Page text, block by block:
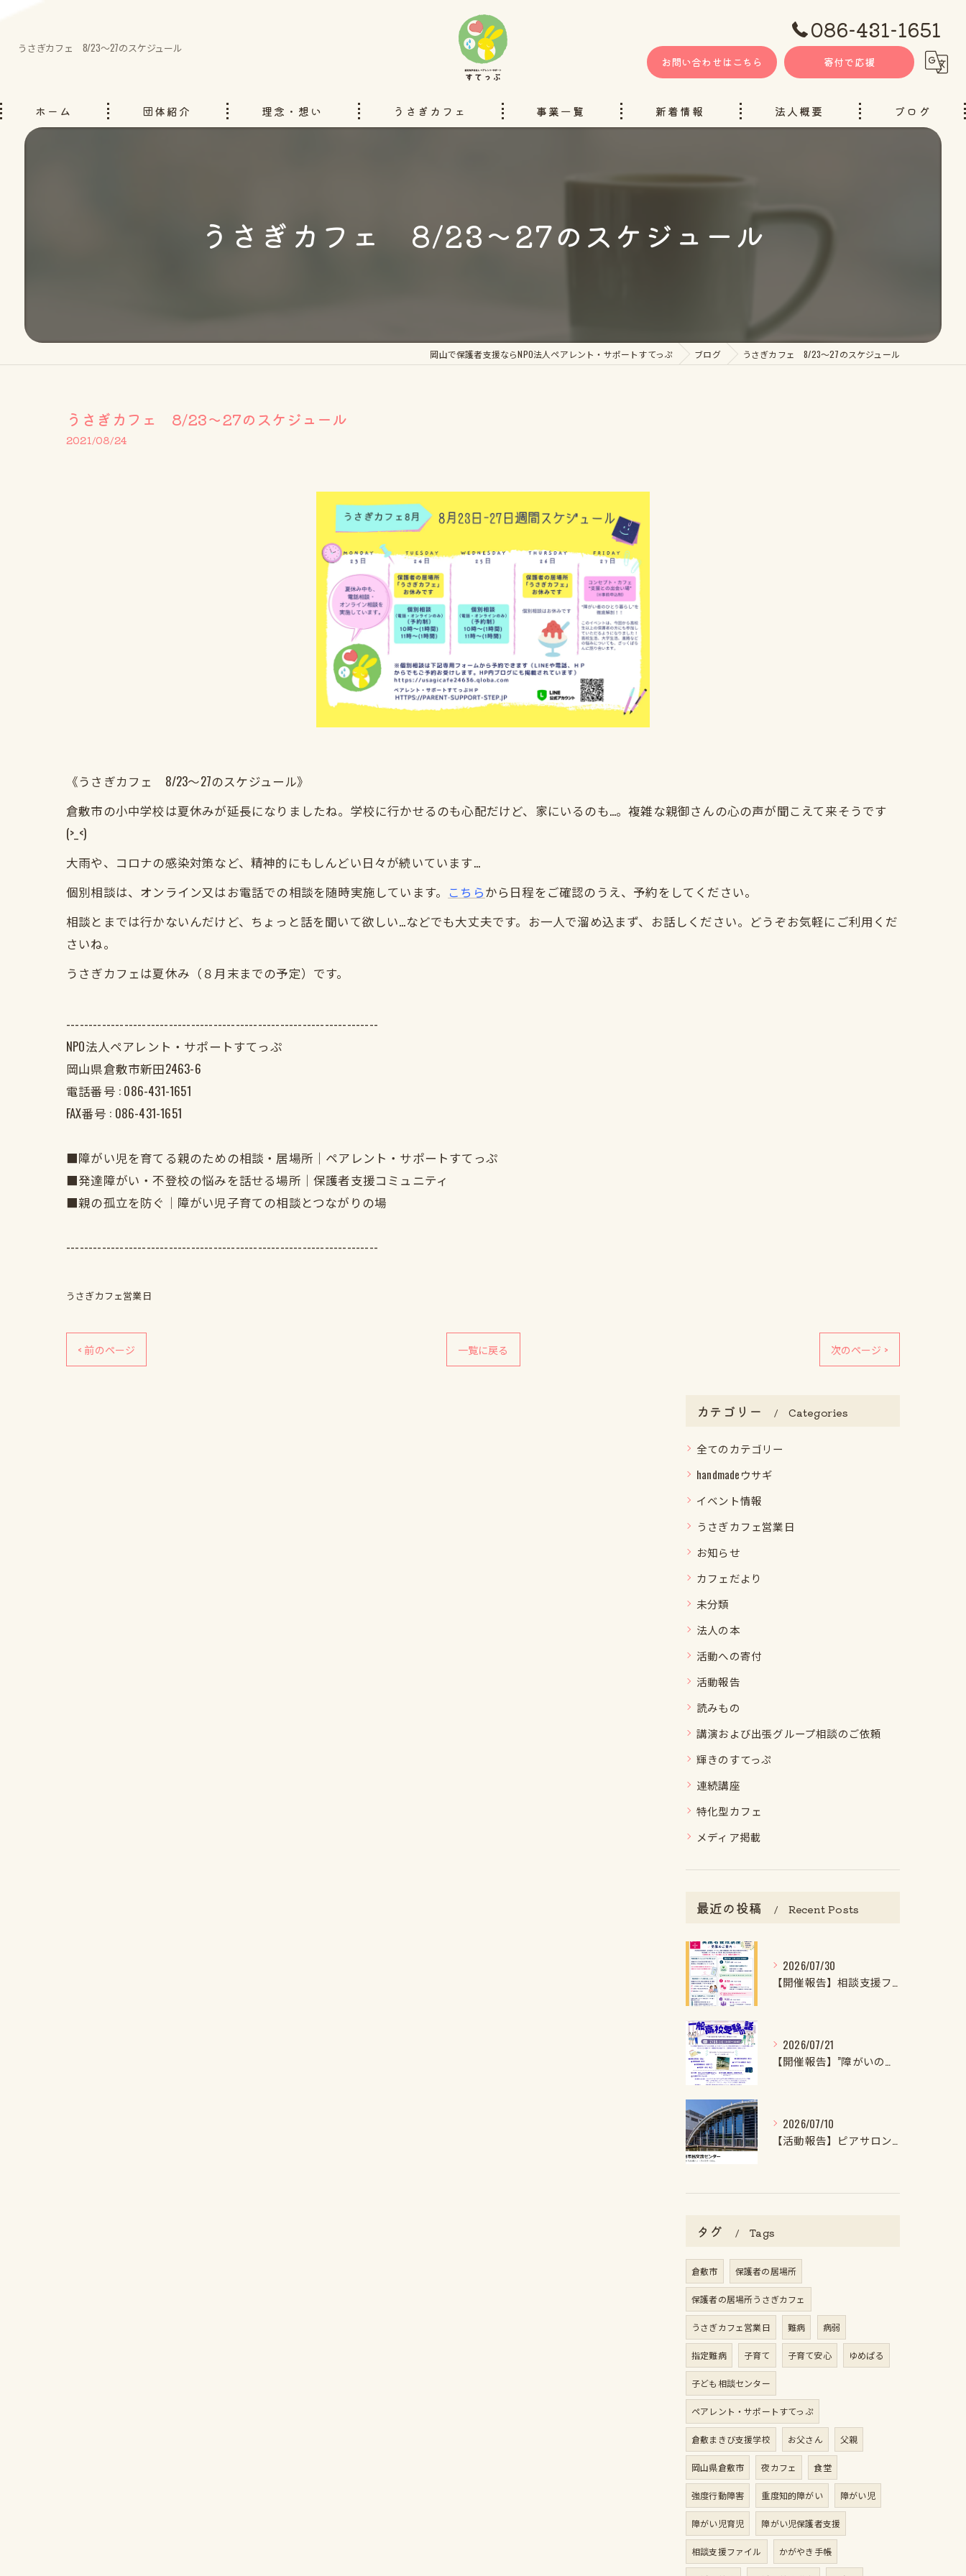
うさぎカフェ 8/23～27のスケジュール
086-431-1651
お問い合わせはこちら 寄付で応援
ホーム 団体紹介 理念・想い うさぎカフェ 事業一覧
ペアレントサポートすてっぷチャンネル（YouTube）
輝きのすてっぷ
新着情報 法人概要 ブログ
うさぎカフェ 8/23～27のスケジュール
岡山で保護者支援ならNPO法人ペアレント・サポートすてっぷ ブログ うさぎカフェ 8/23～27のスケジュール
うさぎカフェ 8/23～27のスケジュール
2021/08/24
《うさぎカフェ 8/23～27のスケジュール》
倉敷市の小中学校は夏休みが延長になりましたね。学校に行かせるのも心配だけど、家にいるのも…。複雑な親御さんの心の声が聞こえて来そうです
(>_<)
大雨や、コロナの感染対策など、精神的にもしんどい日々が続いています…
個別相談は、オンライン又はお電話での相談を随時実施しています。 こちらから日程をご確認のうえ、予約をしてください。
相談とまでは行かないんだけど、ちょっと話を聞いて欲しい…などでも大丈夫です。お一人で溜め込まず、お話しください。どうぞお気軽にご利用くだ
さいね。
うさぎカフェは夏休み（８月末までの予定）です。
----------------------------------------------------------------------
NPO法人ペアレント・サポートすてっぷ
岡山県倉敷市新田2463-6
電話番号 : 086-431-1651
FAX番号 : 086-431-1651
■障がい児を育てる親のための相談・居場所｜ペアレント・サポートすてっぷ
■発達障がい・不登校の悩みを話せる場所｜保護者支援コミュニティ
■親の孤立を防ぐ｜障がい児子育ての相談とつながりの場
----------------------------------------------------------------------
うさぎカフェ営業日
< 前のページ 一覧に戻る 次のページ >
カテゴリー Categories
全てのカテゴリー
handmadeウサギ
イベント情報
うさぎカフェ営業日
お知らせ
カフェだより
未分類
法人の本
活動への寄付
活動報告
読みもの
講演および出張グループ相談のご依頼
輝きのすてっぷ
連続講座
特化型カフェ
メディア掲載
最近の投稿 Recent Posts
2026/07/30
【開催報告】相談支援ファイル実施者養成講座第1クール第1回目を開催しました！
2026/07/21
【開催報告】”障がいのある子・特性強めの子の一般高校受験の話2026”を開催しました！
2026/07/10
【活動報告】ピアサロンを開催しました
タグ Tags
倉敷市 保護者の居場所
保護者の居場所うさぎカフェ
うさぎカフェ営業日 難病 病弱
指定難病 子育て 子育て安心 ゆめぱる
子ども相談センター
ペアレント・サポートすてっぷ
倉敷まきび支援学校 お父さん 父親
岡山県倉敷市 夜カフェ 食堂
強度行動障害 重度知的障がい 障がい児
障がい児育児 障がい児保護者支援
相談支援ファイル かがやき手帳